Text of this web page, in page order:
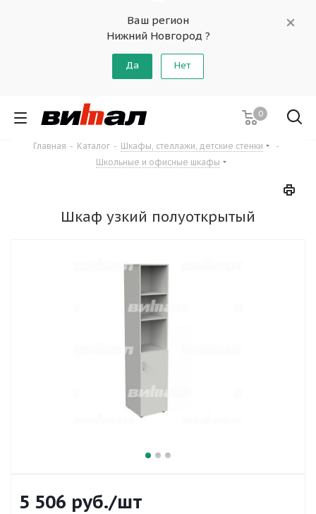
Ваш регион
Нижний Новгород ?
Да Нет
0
Главная - Каталог - Шкафы, стеллажи, детские стенки
-
Школьные и офисные шкафы
Шкаф узкий полуоткрытый
5 506 руб./шт